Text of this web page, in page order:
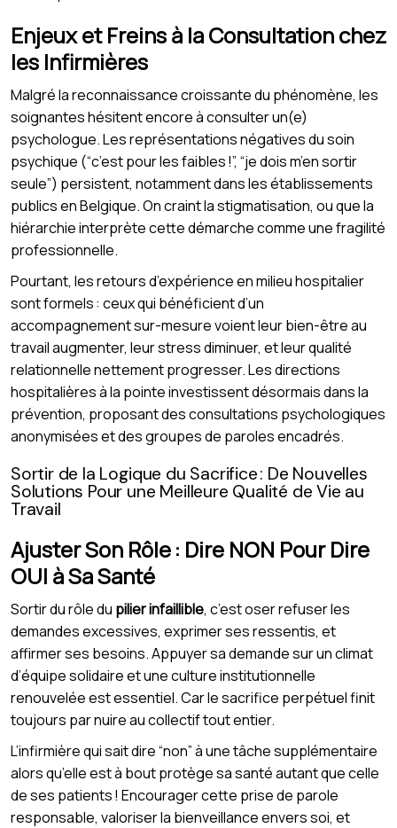
Enjeux et Freins à la Consultation chez
les Infirmières
Malgré la reconnaissance croissante du phénomène, les
soignantes hésitent encore à consulter un(e)
psychologue. Les représentations négatives du soin
psychique (“c’est pour les faibles !”, “je dois m’en sortir
seule”) persistent, notamment dans les établissements
publics en Belgique. On craint la stigmatisation, ou que la
hiérarchie interprète cette démarche comme une fragilité
professionnelle.
Pourtant, les retours d’expérience en milieu hospitalier
sont formels : ceux qui bénéficient d’un
accompagnement sur-mesure voient leur bien-être au
travail augmenter, leur stress diminuer, et leur qualité
relationnelle nettement progresser. Les directions
hospitalières à la pointe investissent désormais dans la
prévention, proposant des consultations psychologiques
anonymisées et des groupes de paroles encadrés.
Sortir de la Logique du Sacrifice : De Nouvelles
Solutions Pour une Meilleure Qualité de Vie au
Travail
Ajuster Son Rôle : Dire NON Pour Dire
OUI à Sa Santé
Sortir du rôle du pilier infaillible, c’est oser refuser les
demandes excessives, exprimer ses ressentis, et
affirmer ses besoins. Appuyer sa demande sur un climat
d’équipe solidaire et une culture institutionnelle
renouvelée est essentiel. Car le sacrifice perpétuel finit
toujours par nuire au collectif tout entier.
L’infirmière qui sait dire “non” à une tâche supplémentaire
alors qu’elle est à bout protège sa santé autant que celle
de ses patients ! Encourager cette prise de parole
responsable, valoriser la bienveillance envers soi, et